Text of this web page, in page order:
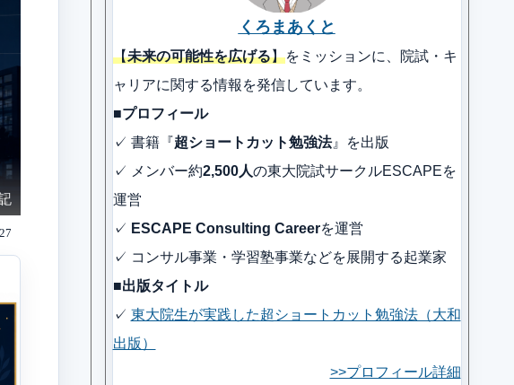
くろまあくと
【未来の可能性を広げる】をミッションに、院試・キ
ャリアに関する情報を発信しています。
■プロフィール
✓ 書籍『超ショートカット勉強法』を出版
✓ メンバー約2,500人の東大院試サークルESCAPEを
運営
✓ ESCAPE Consulting Careerを運営
✓ コンサル事業・学習塾事業などを展開する起業家
■出版タイトル
✓ 東大院生が実践した超ショートカット勉強法（大和
出版）
>>プロフィール詳細